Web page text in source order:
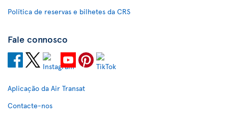
Política de reservas e bilhetes da CRS
Fale connosco
Aplicação da Air Transat
Contacte-nos